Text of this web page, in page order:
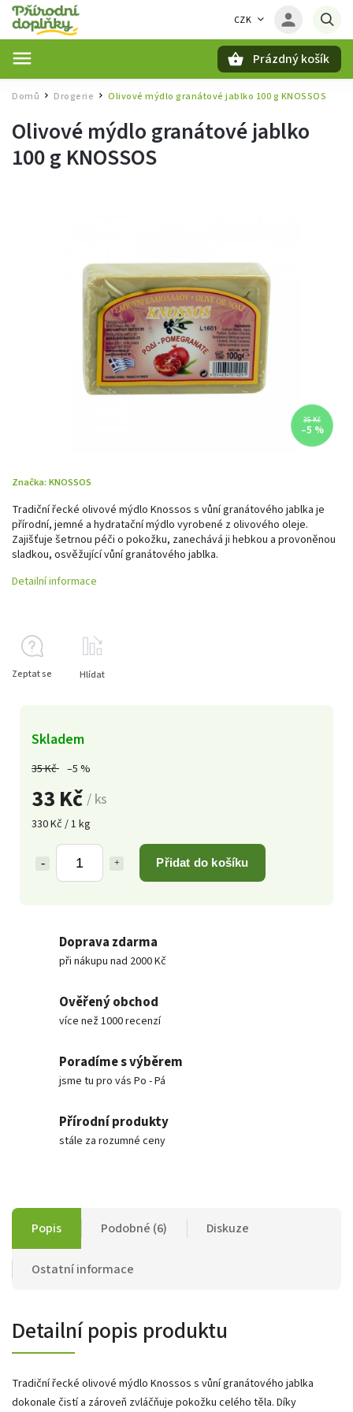
CZK
Prázdný košík
Domů / Drogerie / Olivové mýdlo granátové jablko 100 g KNOSSOS
Olivové mýdlo granátové jablko
100 g KNOSSOS
35 Kč
–5 %
Značka: KNOSSOS
35 Kč –5 %
33 Kč/ ks
330 Kč / 1 kg
Přidat do košíku
Skladem
Tradiční řecké olivové mýdlo Knossos s vůní granátového jablka je
přírodní, jemné a hydratační mýdlo vyrobené z olivového oleje.
Zajišťuje šetrnou péči o pokožku, zanechává ji hebkou a provoněnou
sladkou, osvěžující vůní granátového jablka.
Detailní informace
Zeptat se Hlídat
Doprava zdarma
při nákupu nad 2000 Kč
Ověřený obchod
více než 1000 recenzí
Poradíme s výběrem
jsme tu pro vás Po - Pá
Přírodní produkty
stále za rozumné ceny
Popis Podobné (6) Diskuze
Ostatní informace
Detailní popis produktu
Tradiční řecké olivové mýdlo Knossos s vůní granátového jablka
dokonale čistí a zároveň zvláčňuje pokožku celého těla. Díky